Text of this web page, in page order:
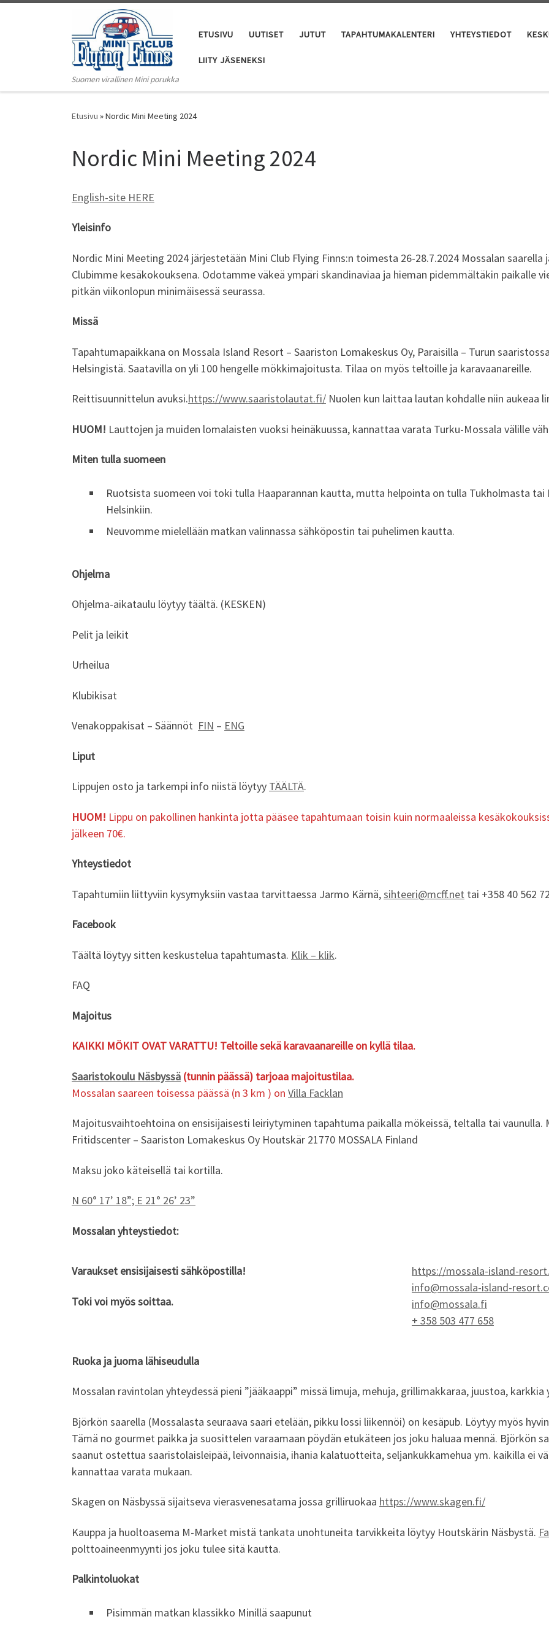
Suomen virallinen Mini porukka
ETUSIVU UUTISET JUTUT TAPAHTUMAKALENTERI YHTEYSTIEDOT
LIITY JÄSENEKSI
Etusivu »Nordic Mini Meeting 2024
Nordic Mini Meeting 2024
English-site HERE
Yleisinfo
Nordic Mini Meeting 2024 järjestetään Mini Club Flying Finns:n toimesta 26-28.7.2024 Mossalan
Clubimme kesäkokouksena. Odotamme väkeä ympäri skandinaviaa ja hieman pidemmältäkin paikalle
pitkän viikonlopun minimäisessä seurassa.
Missä
Tapahtumapaikkana on Mossala Island Resort – Saariston Lomakeskus Oy, Paraisilla – Turun
Helsingistä. Saatavilla on yli 100 hengelle mökkimajoitusta. Tilaa on myös teltoille ja karavaanareille.
Reittisuunnittelun avuksi.https://www.saaristolautat.fi/ Nuolen kun laittaa lautan kohdalle niin aukeaa
HUOM! Lauttojen ja muiden lomalaisten vuoksi heinäkuussa, kannattaa varata Turku-Mossala välille
Miten tulla suomeen
Ruotsista suomeen voi toki tulla Haaparannan kautta, mutta helpointa on tulla Tukholmasta
Helsinkiin.
Neuvomme mielellään matkan valinnassa sähköpostin tai puhelimen kautta.
Ohjelma
Ohjelma-aikataulu löytyy täältä. (KESKEN)
Pelit ja leikit
Urheilua
Klubikisat
Venakoppakisat – Säännöt FIN – ENG
Liput
Lippujen osto ja tarkempi info niistä löytyy TÄÄLTÄ.
HUOM! Lippu on pakollinen hankinta jotta pääsee tapahtumaan toisin kuin normaaleissa
jälkeen 70€.
Yhteystiedot
Tapahtumiin liittyviin kysymyksiin vastaa tarvittaessa Jarmo Kärnä,sihteeri@mcff.net tai +358 40 562
Facebook
Täältä löytyy sitten keskustelua tapahtumasta. Klik – klik.
FAQ
Majoitus
KAIKKI MÖKIT OVAT VARATTU! Teltoille sekä karavaanareille on kyllä tilaa.
Saaristokoulu Näsbyssä (tunnin päässä) tarjoaa majoitustilaa.
Mossalan saareen toisessa päässä (n 3 km ) on Villa Facklan
Majoitusvaihtoehtoina on ensisijaisesti leiriytyminen tapahtuma paikalla mökeissä, teltalla tai vaunulla.
Fritidscenter – Saariston Lomakeskus Oy Houtskär 21770 MOSSALA Finland
Maksu joko käteisellä tai kortilla.
N 60° 17’ 18”; E 21° 26’ 23”
Mossalan yhteystiedot:
Varaukset ensisijaisesti sähköpostilla!
Toki voi myös soittaa.
https://mossala-island-
info@mossala-island-
info@mossala.fi
+ 358 503 477 658
Ruoka ja juoma lähiseudulla
Mossalan ravintolan yhteydessä pieni ”jääkaappi” missä limuja, mehuja, grillimakkaraa, juustoa, karkkia
Björkön saarella (Mossalasta seuraava saari etelään, pikku lossi liikennöi) on kesäpub. Löytyy myös
Tämä no gourmet paikka ja suosittelen varaamaan pöydän etukäteen jos joku haluaa mennä. Björkön
saanut ostettua saaristolaisleipää, leivonnaisia, ihania kalatuotteita, seljankukkamehua ym. kaikilla ei
kannattaa varata mukaan.
Skagen on Näsbyssä sijaitseva vierasvenesatama jossa grilliruokaa https://www.skagen.fi/
Kauppa ja huoltoasema M-Market mistä tankata unohtuneita tarvikkeita löytyy Houtskärin Näsbystä.
polttoaineenmyynti jos joku tulee sitä kautta.
Palkintoluokat
Pisimmän matkan klassikko Minillä saapunut